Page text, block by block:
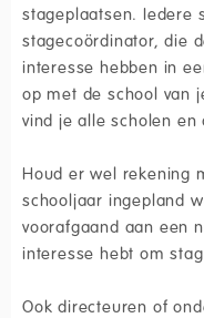
stageplaatsen. Iedere
stagecoördinator, die
interesse hebben in
op met de school van
vind je alle scholen en
Houd er wel rekening
schooljaar ingepland
voorafgaand aan een
interesse hebt om
Ook directeuren of